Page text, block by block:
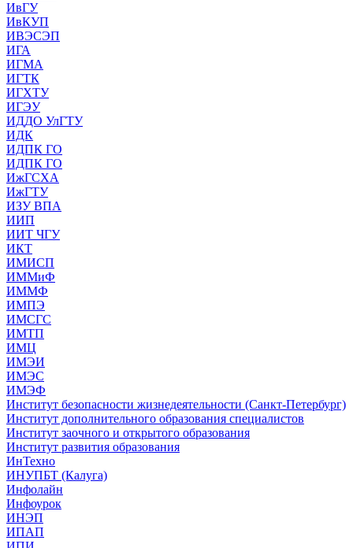
ИвГУ
ИвКУП
ИВЭСЭП
ИГА
ИГМА
ИГТК
ИГХТУ
ИГЭУ
ИДДО УлГТУ
ИДК
ИДПК ГО
ИДПК ГО
ИжГСХА
ИжГТУ
ИЗУ ВПА
ИИП
ИИТ ЧГУ
ИКТ
ИМИСП
ИММиФ
ИММФ
ИМПЭ
ИМСГС
ИМТП
ИМЦ
ИМЭИ
ИМЭС
ИМЭФ
Институт безопасности жизнедеятельности (Санкт-Петербург)
Институт дополнительного образования специалистов
Институт заочного и открытого образования
Институт развития образования
ИнТехно
ИНУПБТ (Калуга)
Инфолайн
Инфоурок
ИНЭП
ИПАП